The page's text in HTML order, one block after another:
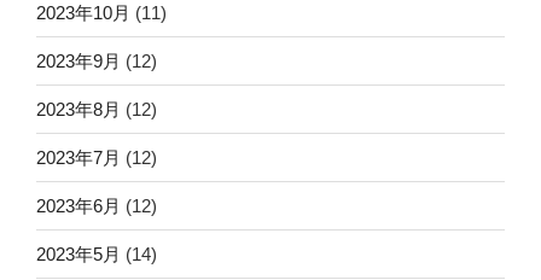
2023年10月 (11)
2023年9月 (12)
2023年8月 (12)
2023年7月 (12)
2023年6月 (12)
2023年5月 (14)